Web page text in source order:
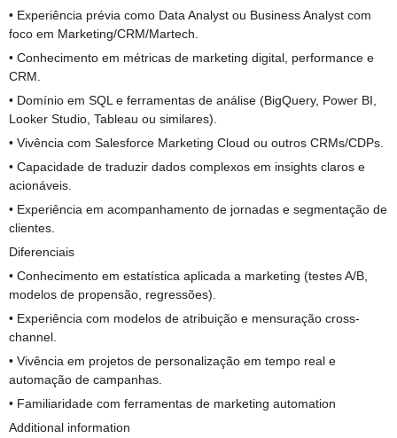
• Experiência prévia como Data Analyst ou Business Analyst com
foco em Marketing/CRM/Martech.
• Conhecimento em métricas de marketing digital, performance e
CRM.
• Domínio em SQL e ferramentas de análise (BigQuery, Power BI,
Looker Studio, Tableau ou similares).
• Vivência com Salesforce Marketing Cloud ou outros CRMs/CDPs.
• Capacidade de traduzir dados complexos em insights claros e
acionáveis.
• Experiência em acompanhamento de jornadas e segmentação de
clientes.
Diferenciais
• Conhecimento em estatística aplicada a marketing (testes A/B,
modelos de propensão, regressões).
• Experiência com modelos de atribuição e mensuração cross-
channel.
• Vivência em projetos de personalização em tempo real e
automação de campanhas.
• Familiaridade com ferramentas de marketing automation
Additional information